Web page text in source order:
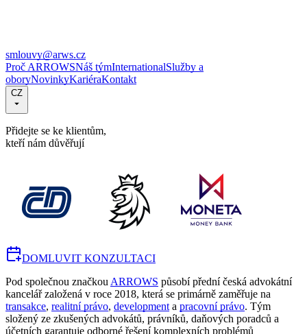
smlouvy@arws.cz
Proč ARROWSNáš týmInternationalSlužby a
oboryNovinkyKariéraKontakt
CZ
Přidejte se ke klientům,
kteří nám důvěřují
DOMLUVIT KONZULTACI
Pod společnou značkou ARROWS působí přední česká advokátní
kancelář založená v roce 2018, která se primárně zaměřuje na
transakce, realitní právo, development a pracovní právo. Tým
složený ze zkušených advokátů, právníků, daňových poradců a
účetních garantuje odborné řešení komplexních problémů